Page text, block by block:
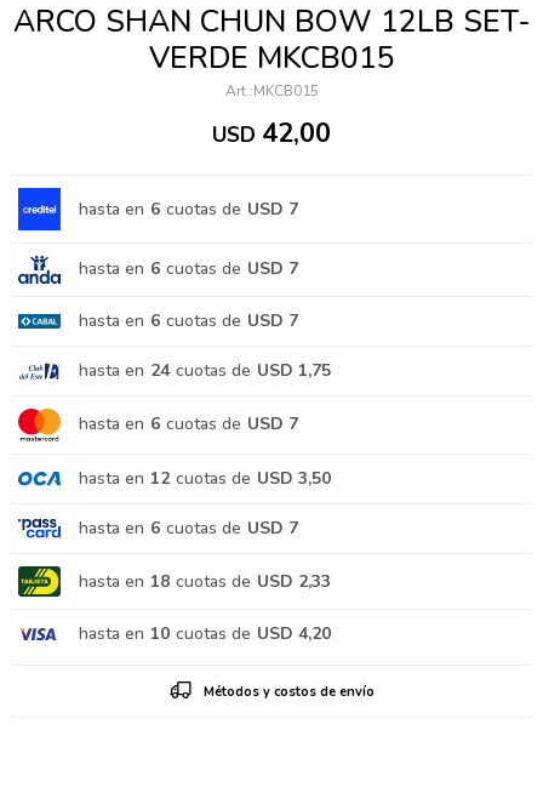
ARCO SHAN CHUN BOW 12LB SET-
VERDE MKCB015
MKCB015
USD 42,00
hasta en 6 cuotas de USD 7
hasta en 6 cuotas de USD 7
hasta en 6 cuotas de USD 7
hasta en 24 cuotas de USD 1,75
hasta en 6 cuotas de USD 7
hasta en 12 cuotas de USD 3,50
hasta en 6 cuotas de USD 7
hasta en 18 cuotas de USD 2,33
hasta en 10 cuotas de USD 4,20
Métodos y costos de envío